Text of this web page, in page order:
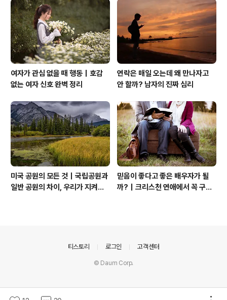
여자가 관심 없을 때 행동｜호감
없는 여자 신호 완벽 정리
연락은 매일 오는데 왜 만나자고
안 할까? 남자의 진짜 심리
미국 공원의 모든 것｜국립공원과
일반 공원의 차이, 우리가 지켜야
믿음이 좋다고 좋은 배우자가 될
까?｜크리스천 연애에서 꼭 구별
티스토리 로그인 고객센터
© Daum Corp.